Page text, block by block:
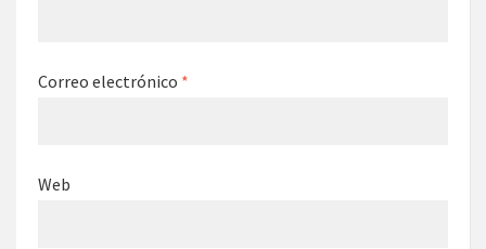
Correo electrónico *
Web